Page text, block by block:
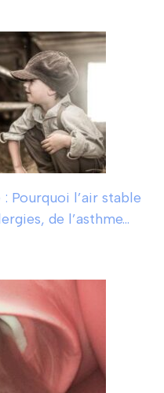
Pourquoi l’air stable
de l’asthme…